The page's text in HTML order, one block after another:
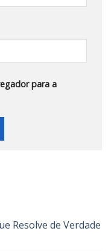
para a
Resolve de Verdade